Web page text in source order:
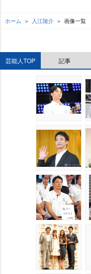
ホーム 入江陵介 画像一覧
芸能人TOP 記事